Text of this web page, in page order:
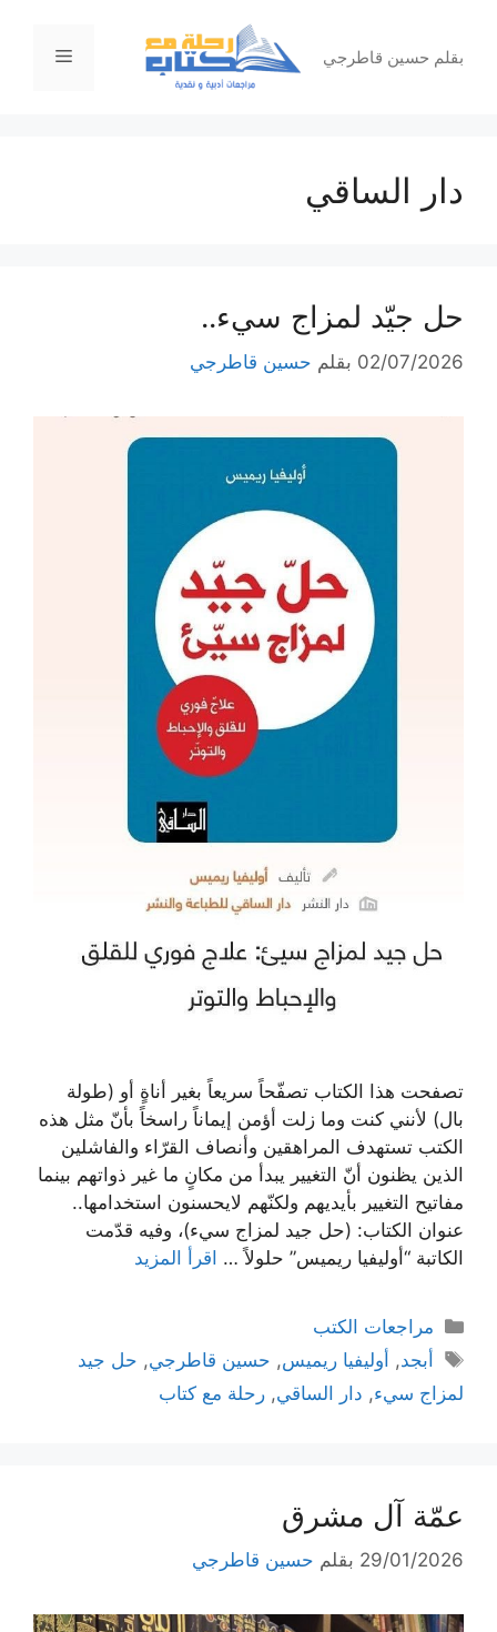
المحتوىبقلم حسين قاطرجي القائمة
دار الساقي
حل جيّد لمزاج سيء..
02/07/2026 بقلم حسين قاطرجي
تصفحت هذا الكتاب تصفّحاً سريعاً بغير أناةٍ أو (طولة
بال) لأنني كنت وما زلت أؤمن إيماناً راسخاً بأنّ مثل هذه
الكتب تستهدف المراهقين وأنصاف القرّاء والفاشلين
الذين يظنون أنّ التغيير يبدأ من مكانٍ ما غير ذواتهم بينما
مفاتيح التغيير بأيديهم ولكنّهم لايحسنون استخدامها..
عنوان الكتاب: (حل جيد لمزاج سيء)، وفيه قدّمت
الكاتبة “أوليفيا ريميس” حلولاً … اقرأ المزيد
التصنيفات
مراجعات الكتب
الوسوم
أبجد, أوليفيا ريميس, حسين قاطرجي, حل جيد
لمزاج سيء, دار الساقي, رحلة مع كتاب
عمّة آل مشرق
29/01/2026 بقلم حسين قاطرجي